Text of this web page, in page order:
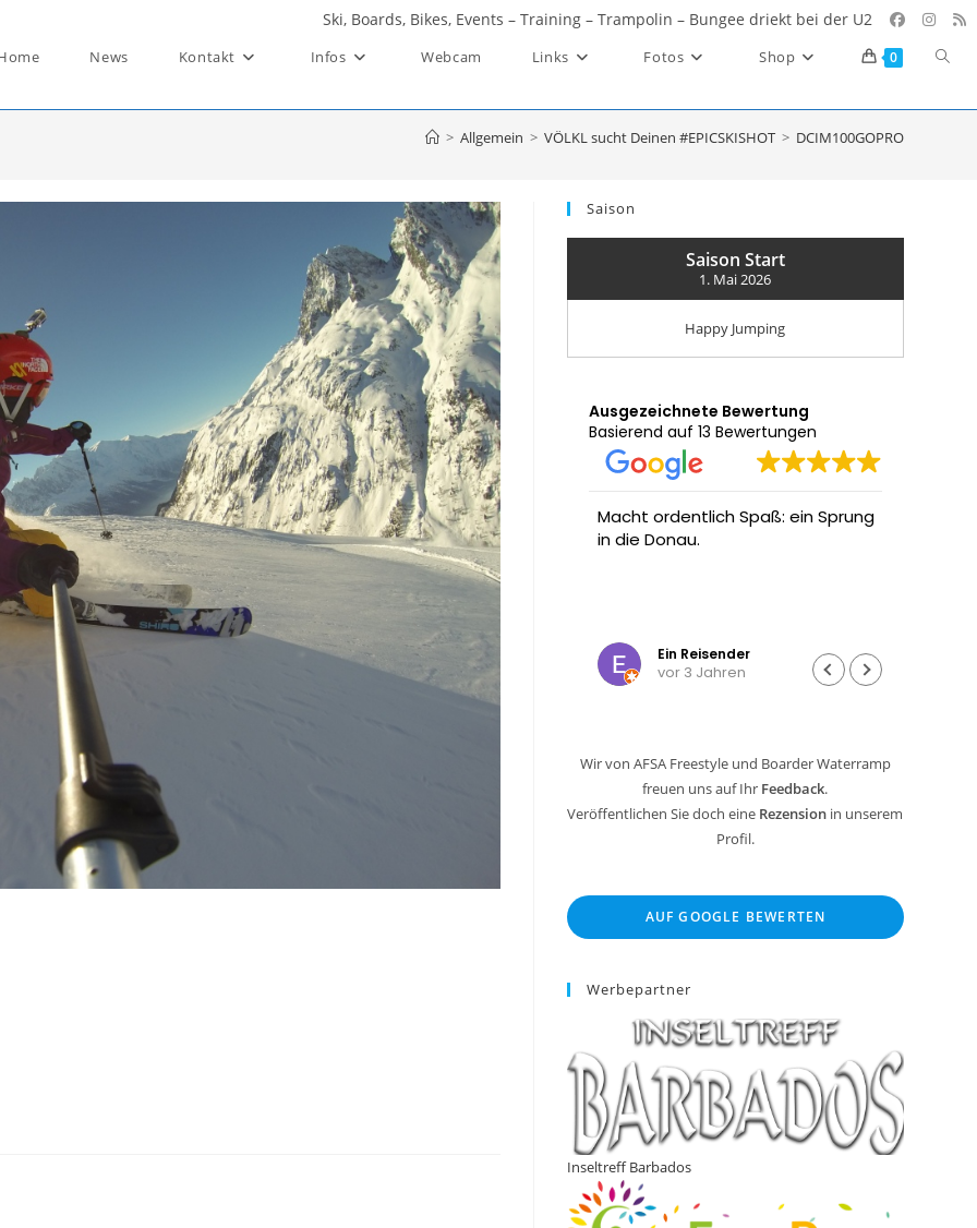
Ski, Boards, Bikes, Events – Training – Trampolin – Bungee driekt bei der U2
News Kontakt Infos Webcam Links Fotos Shop 0
> Allgemein > VÖLKL sucht Deinen #EPICSKISHOT > DCIM100GOPRO
Saison
Saison Start
1. Mai 2026
Happy Jumping
Ausgezeichnete Bewertung
Basierend auf 13 Bewertungen
Sehr nette Leute und entspannte
Atmosphäre! Ideal um den ein oder
anderen Trick für den Winter zu
lernen, oder einfach mal so mit Ski,
Snowboard oder Bob über eine
Schanze zu springen. Und wenn
man nicht nass werden will -
einfach aufs Trampolin gehen oder
Weiterlesen
Clemens S
vor 2 Jahren
Macht ordentlich Spaß: ein Sprung
in die Donau.
Ein Reisender
vor 3 Jahren
Wir von AFSA Freestyle und Boarder Waterramp
freuen uns auf Ihr Feedback.
Veröffentlichen Sie doch eine Rezension in unserem
Profil.
AUF GOOGLE BEWERTEN
Werbepartner
Inseltreff Barbados